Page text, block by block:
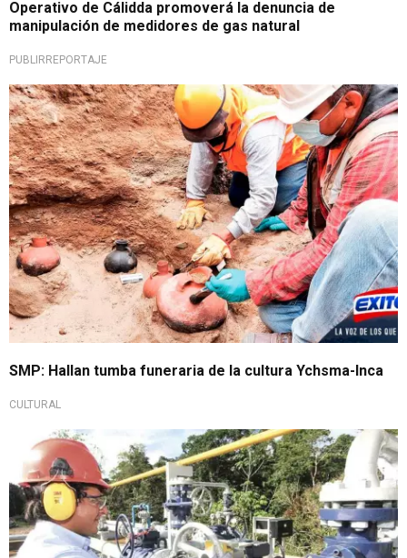
Operativo de Cálidda promoverá la denuncia de
manipulación de medidores de gas natural
PUBLIRREPORTAJE
SMP: Hallan tumba funeraria de la cultura Ychsma-Inca
CULTURAL